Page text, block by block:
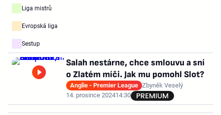
Liga mistrů
Evropská liga
Sestup
Salah nestárne, chce smlouvu a sní
o Zlatém míči. Jak mu pomohl Slot?
Anglie - Premier League Zbyněk Veselý
14. prosince 202414:30